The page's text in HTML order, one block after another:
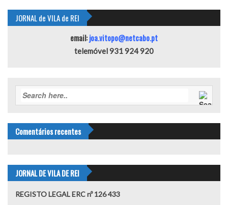
JORNAL de VILA de REI
email:joa.vitopo@netcabo.pt
telemóvel 931 924 920
Comentários recentes
JORNAL DE VILA DE REI
REGISTO LEGAL ERC nº 126 433